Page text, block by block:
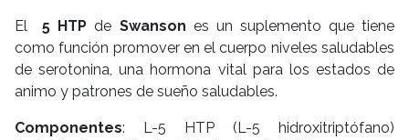
El 5 HTP de Swanson es un suplemento que tiene
como función promover en el cuerpo niveles saludables
de serotonina, una hormona vital para los estados de
animo y patrones de sueño saludables.
Componentes: L-5 HTP (L-5 hidroxitriptófano)